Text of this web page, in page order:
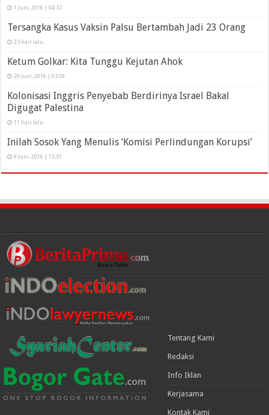
1 Juni, 2016 | 04:37
Tersangka Kasus Vaksin Palsu Bertambah Jadi 23 Orang
23 hari lalu
Ketum Golkar: Kita Tunggu Kejutan Ahok
20 Juni, 2016 | 03:59
Kolonisasi Inggris Penyebab Berdirinya Israel Bakal
Digugat Palestina
11 hari lalu
Inilah Sosok Yang Menulis ‘Komisi Perlindungan Korupsi’
9 Juni, 2016 | 15:51
Tentang Kami
Redaksi
Info Iklan
Kerjasama
Kontak Kami